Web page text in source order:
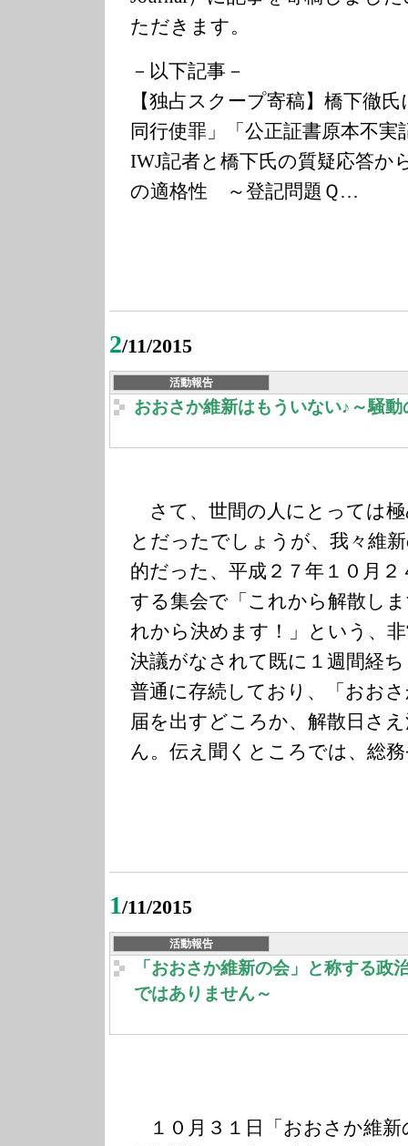
ただきます。
－以下記事－
【独占スクープ寄稿】橋下徹
同行使罪」「公正証書原本不
IWJ記者と橋下氏の質疑応答か
の適格性 ～登記問題Ｑ…
2/11/2015
活動報告
おおさか維新はもういない♪～騒動
さて、世間の人にとっては
とだったでしょうが、我々維
的だった、平成２７年１０月
する集会で「これから解散し
れから決めます！」という、
決議がなされて既に１週間経
普通に存続しており、「おお
届を出すどころか、解散日さ
ん。伝え聞くところでは、総
1/11/2015
活動報告
「おおさか維新の会」と称する
ではありません～
１０月３１日「おおさか維新